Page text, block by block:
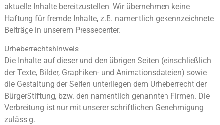
aktuelle Inhalte bereitzustellen. Wir übernehmen keine
Haftung für fremde Inhalte, z.B. namentlich gekennzeichnete
Beiträge in unserem Pressecenter.
Urheberrechtshinweis
Die Inhalte auf dieser und den übrigen Seiten (einschließlich
der Texte, Bilder, Graphiken- und Animationsdateien) sowie
die Gestaltung der Seiten unterliegen dem Urheberrecht der
BürgerStiftung, bzw. den namentlich genannten Firmen. Die
Verbreitung ist nur mit unserer schriftlichen Genehmigung
zulässig.